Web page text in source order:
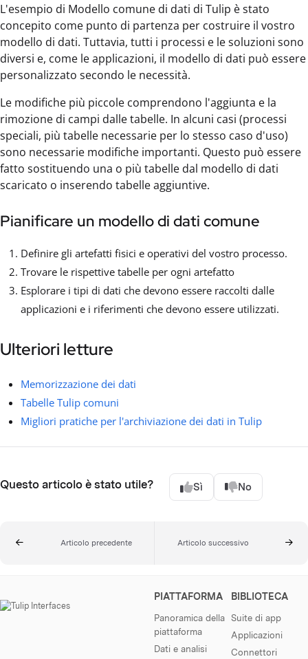
L'esempio di Modello comune di dati di Tulip è stato
concepito come punto di partenza per costruire il vostro
modello di dati. Tuttavia, tutti i processi e le soluzioni sono
diversi e, come le applicazioni, il modello di dati può essere
personalizzato secondo le necessità.
Le modifiche più piccole comprendono l'aggiunta e la
rimozione di campi dalle tabelle. In alcuni casi (processi
speciali, più tabelle necessarie per lo stesso caso d'uso)
sono necessarie modifiche importanti. Questo può essere
fatto sostituendo una o più tabelle dal modello di dati
scaricato o inserendo tabelle aggiuntive.
Pianificare un modello di dati comune
Definire gli artefatti fisici e operativi del vostro processo.
Trovare le rispettive tabelle per ogni artefatto
Esplorare i tipi di dati che devono essere raccolti dalle
applicazioni e i riferimenti che devono essere utilizzati.
Ulteriori letture
Memorizzazione dei dati
Tabelle Tulip comuni
Migliori pratiche per l'archiviazione dei dati in Tulip
Questo articolo è stato utile? Sì No
Articolo precedente Articolo successivo
PIATTAFORMA
Panoramica della
piattaforma
Dati e analisi
BIBLIOTECA
Suite di app
Applicazioni
Connettori